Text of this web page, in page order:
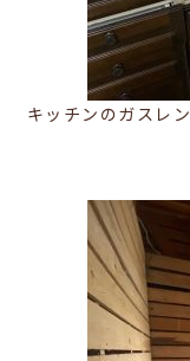
キッチンのガスレ